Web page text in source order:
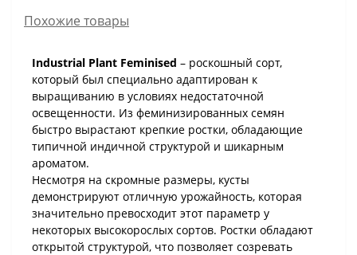
Похожие товары
Industrial Plant Feminised – роскошный сорт,
который был специально адаптирован к
выращиванию в условиях недостаточной
освещенности. Из феминизированных семян
быстро вырастают крепкие ростки, обладающие
типичной индичной структурой и шикарным
ароматом.
Несмотря на скромные размеры, кусты
демонстрируют отличную урожайность, которая
значительно превосходит этот параметр у
некоторых высокорослых сортов. Ростки обладают
открытой структурой, что позволяет созревать